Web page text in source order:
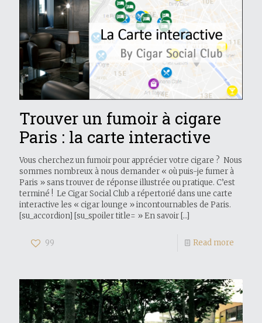
Trouver un fumoir à cigare
Paris : la carte interactive
Vous cherchez un fumoir pour apprécier votre cigare ? Nous
sommes nombreux à nous demander « où puis-je fumer à
Paris » sans trouver de réponse illustrée ou pratique. C’est
terminé ! Le Cigar Social Club a répertorié dans une carte
interactive les « cigar lounge » incontournables de Paris.
[su_accordion] [su_spoiler title= » En savoir […]
99 Read more